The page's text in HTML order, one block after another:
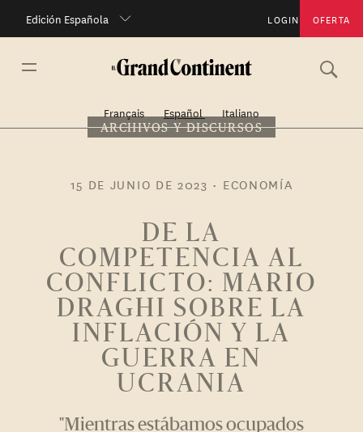
Edición Española LOGIN OFERTA
Français Español Italiano
ARCHIVOS Y DISCURSOS
15 DE JUNIO DE 2023 • ECONOMÍA
DE LA
COMPETENCIA AL
CONFLICTO: MARIO
DRAGHI SOBRE LA
INFLACIÓN Y LA
GUERRA EN
UCRANIA
"Mientras estábamos ocupados